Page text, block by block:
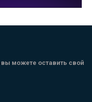
вы можете оставить свой